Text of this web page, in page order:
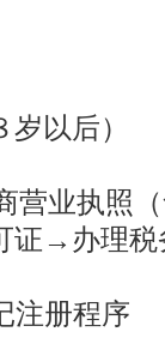
以后）
业执照
证→办理税
册程序